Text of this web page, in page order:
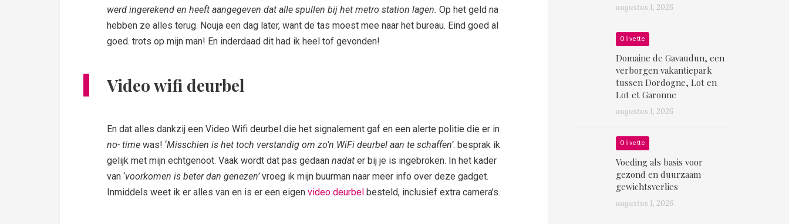
werd ingerekend en heeft aangegeven dat alle spullen bij het metro station lagen. Op het geld na
hebben ze alles terug. Nouja een dag later, want de tas moest mee naar het bureau. Eind goed al
goed. trots op mijn man! En inderdaad dit had ik heel tof gevonden!
Video wifi deurbel
En dat alles dankzij een Video Wifi deurbel die het signalement gaf en een alerte politie die er in
no- time was! ‘Misschien is het toch verstandig om zo’n WiFi deurbel aan te schaffen’. besprak ik
gelijk met mijn echtgenoot. Vaak wordt dat pas gedaan nadat er bij je is ingebroken. In het kader
van ‘voorkomen is beter dan genezen’vroeg ik mijn buurman naar meer info over deze gadget.
Inmiddels weet ik er alles van en is er een eigen video deurbel besteld, inclusief extra camera’s.
augustus 1, 2026
Olivette
Domaine de Gavaudun, een
verborgen vakantiepark
tussen Dordogne, Lot en
Lot et Garonne
augustus 1, 2026
Olivette
Voeding als basis voor
gezond en duurzaam
gewichtsverlies
augustus 1, 2026